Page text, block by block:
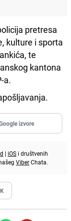
pretresa
kulture i sporta
te
kantona
a.
izvore
| iOS i društvenih
ViberChata.